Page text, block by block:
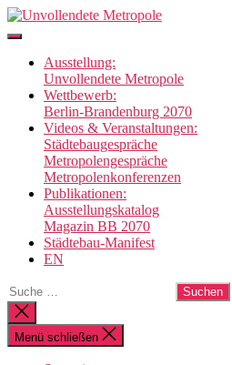
Direkt
zum
wechseln
Unvollendete
Ausstellung:
Unvollendete Metropole
Wettbewerb:
Berlin-Brandenburg 2070
Videos & Veranstaltungen:
Städtebaugespräche
Metropolengespräche
Metropolenkonferenzen
Publikationen:
Ausstellungskatalog
Magazin BB 2070
Städtebau-Manifest
EN
Suche
nach:
Suche
schließen
Menü schließen